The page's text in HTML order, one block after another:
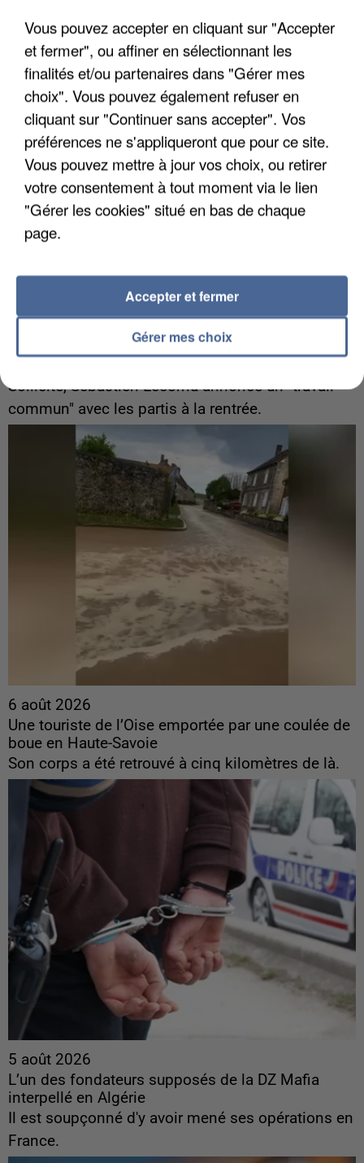
quelques jours plus tôt.
Gabriel Attal et Raphaël Glucksmann visés par des
Sollicité, Sébastien Lecornu annonce un "travail
commun" avec les partis à la rentrée.
6 août 2026
Une touriste de l’Oise emportée par une coulée de
boue en Haute-Savoie
Son corps a été retrouvé à cinq kilomètres de là.
5 août 2026
L’un des fondateurs supposés de la DZ Mafia
interpellé en Algérie
Il est soupçonné d'y avoir mené ses opérations en
France.
Vous pouvez accepter en cliquant sur "Accepter
et fermer", ou affiner en sélectionnant les
finalités et/ou partenaires dans "Gérer mes
choix". Vous pouvez également refuser en
cliquant sur "Continuer sans accepter". Vos
préférences ne s'appliqueront que pour ce site.
Vous pouvez mettre à jour vos choix, ou retirer
votre consentement à tout moment via le lien
"Gérer les cookies" situé en bas de chaque
page.
Gérer mes choix
Accepter et fermer